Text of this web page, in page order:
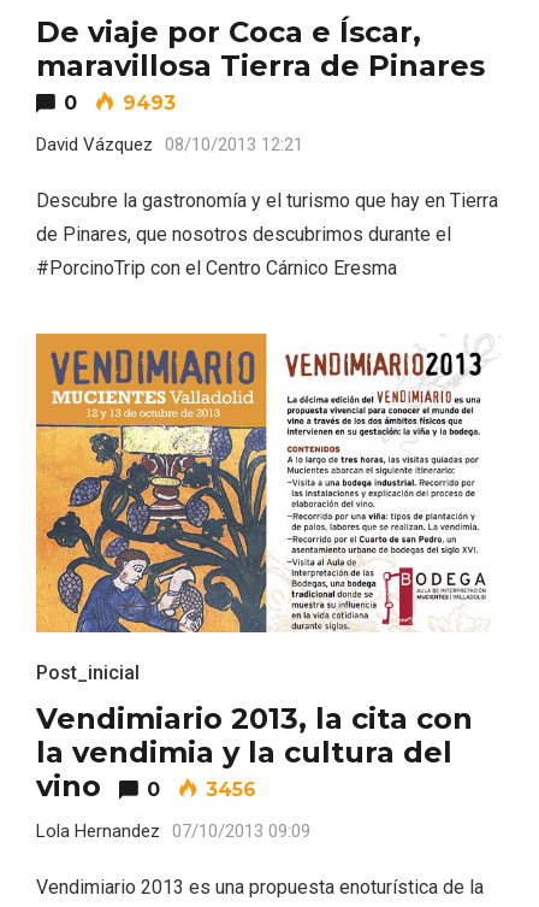
De viaje por Coca e Íscar,
maravillosa Tierra de Pinares
0 9493
David Vázquez 08/10/2013 12:21
Descubre la gastronomía y el turismo que hay en Tierra
de Pinares, que nosotros descubrimos durante el
#PorcinoTrip con el Centro Cárnico Eresma
Post_inicial
Vendimiario 2013, la cita con
la vendimia y la cultura del
vino
0 3456
Lola Hernandez 07/10/2013 09:09
Vendimiario 2013 es una propuesta enoturística de la
Conciertos gratuitos del coro Wetherby
Preparatory School en Ávila y Salamanca
VII Feria del Vino de Sotillo 2026 ‘Sotillo,
el Vino y Yo’